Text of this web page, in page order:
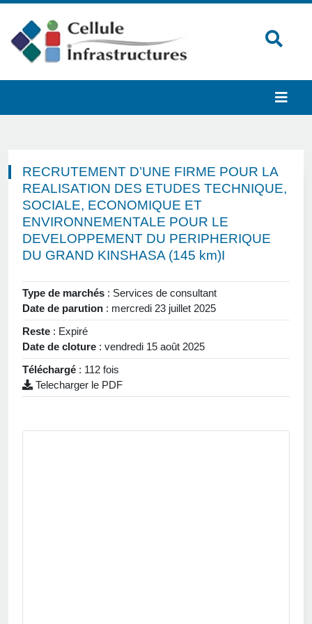
RECRUTEMENT D’UNE FIRME POUR LA
REALISATION DES ETUDES TECHNIQUE,
SOCIALE, ECONOMIQUE ET
ENVIRONNEMENTALE POUR LE
DEVELOPPEMENT DU PERIPHERIQUE
DU GRAND KINSHASA (145 km)I
Type de marchés : Services de consultant
Date de parution : mercredi 23 juillet 2025
Reste : Expiré
Date de cloture : vendredi 15 août 2025
Téléchargé : 112 fois
Telecharger le PDF